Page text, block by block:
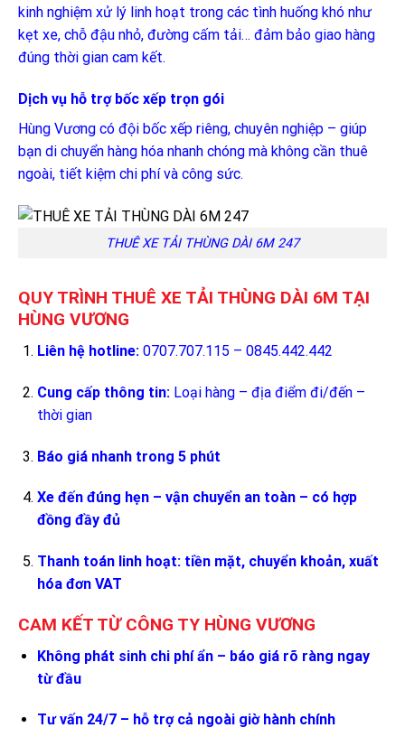
kinh nghiệm xử lý linh hoạt trong các tình huống khó như
kẹt xe, chỗ đậu nhỏ, đường cấm tải… đảm bảo giao hàng
đúng thời gian cam kết.
Dịch vụ hỗ trợ bốc xếp trọn gói
Hùng Vương có đội bốc xếp riêng, chuyên nghiệp – giúp
bạn di chuyển hàng hóa nhanh chóng mà không cần thuê
ngoài, tiết kiệm chi phí và công sức.
THUÊ XE TẢI THÙNG DÀI 6M 247
QUY TRÌNH THUÊ XE TẢI THÙNG DÀI 6M TẠI
HÙNG VƯƠNG
Liên hệ hotline:0707.707.115 – 0845.442.442
Cung cấp thông tin:Loại hàng – địa điểm đi/đến –
thời gian
Báo giá nhanh trong 5 phút
Xe đến đúng hẹn – vận chuyển an toàn – có hợp
đồng đầy đủ
Thanh toán linh hoạt: tiền mặt, chuyển khoản, xuất
hóa đơn VAT
CAM KẾT TỪ CÔNG TY HÙNG VƯƠNG
Không phát sinh chi phí ẩn – báo giá rõ ràng ngay
từ đầu
Tư vấn 24/7 – hỗ trợ cả ngoài giờ hành chính